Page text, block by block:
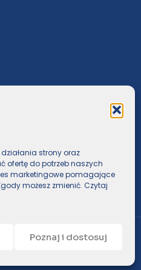
strony oraz
ofertę do potrzeb naszych
marketingowe pomagające
możesz zmienić. Czytaj
Poznaj i dostosuj